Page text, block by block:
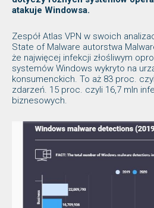
atakuje Windowsa.
Zespół Atlas VPN w swoich
State of Malware autorstwa
że najwięcej infekcji złośliwym
systemów Windows wykryto na
konsumenckich. To aż 83 proc.
zdarzeń. 15 proc. czyli 16,7 mln
biznesowych.